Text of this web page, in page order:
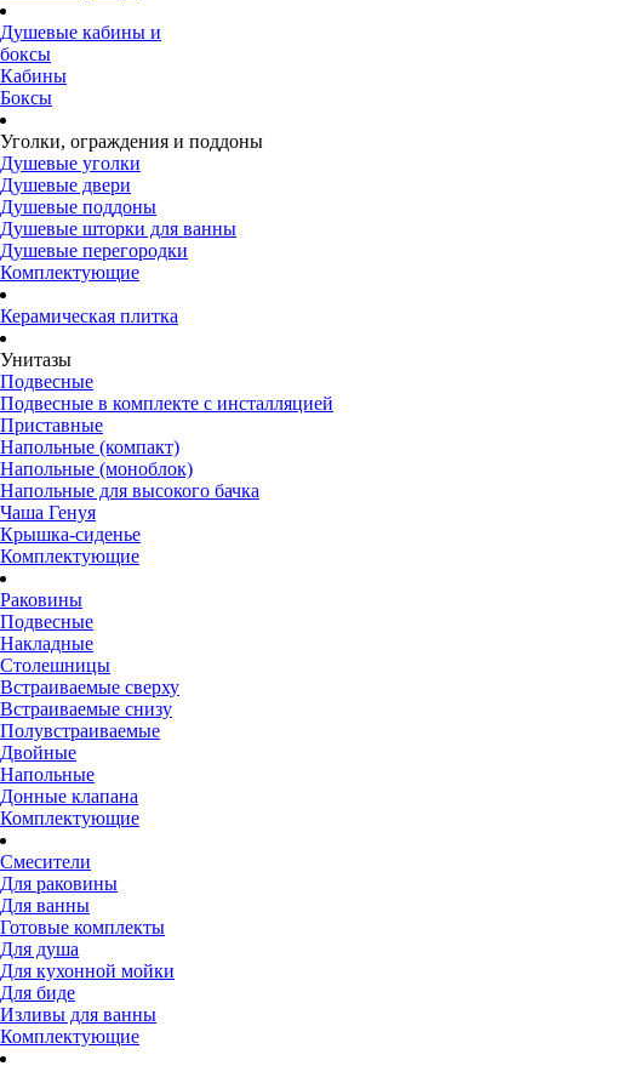
Душевые кабины и
боксы
Кабины
Боксы
Уголки, ограждения и поддоны
Душевые уголки
Душевые двери
Душевые поддоны
Душевые шторки для ванны
Душевые перегородки
Комплектующие
Керамическая плитка
Унитазы
Подвесные
Подвесные в комплекте с инсталляцией
Приставные
Напольные (компакт)
Напольные (моноблок)
Напольные для высокого бачка
Чаша Генуя
Крышка-сиденье
Комплектующие
Раковины
Подвесные
Накладные
Столешницы
Встраиваемые сверху
Встраиваемые снизу
Полувстраиваемые
Двойные
Напольные
Донные клапана
Комплектующие
Смесители
Для раковины
Для ванны
Готовые комплекты
Для душа
Для кухонной мойки
Для биде
Изливы для ванны
Комплектующие